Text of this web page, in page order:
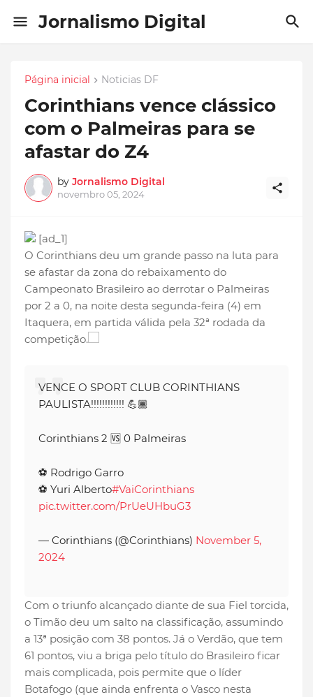
Jornalismo Digital
Página inicial Noticias DF
Corinthians vence clássico
com o Palmeiras para se
afastar do Z4
by Jornalismo Digital
novembro 05, 2024
[ad_1]
O Corinthians deu um grande passo na luta para
se afastar da zona do rebaixamento do
Campeonato Brasileiro ao derrotar o Palmeiras
por 2 a 0, na noite desta segunda-feira (4) em
Itaquera, em partida válida pela 32ª rodada da
competição.
VENCE O SPORT CLUB CORINTHIANS
PAULISTA!!!!!!!!!!!! 💪🏾
Corinthians 2 🆚 0 Palmeiras
⚽ Rodrigo Garro
⚽ Yuri Alberto#VaiCorinthians
pic.twitter.com/PrUeUHbuG3
— Corinthians (@Corinthians) November 5,
2024
Com o triunfo alcançado diante de sua Fiel torcida,
o Timão deu um salto na classificação, assumindo
a 13ª posição com 38 pontos. Já o Verdão, que tem
61 pontos, viu a briga pelo título do Brasileiro ficar
mais complicada, pois permite que o líder
Botafogo (que ainda enfrenta o Vasco nesta